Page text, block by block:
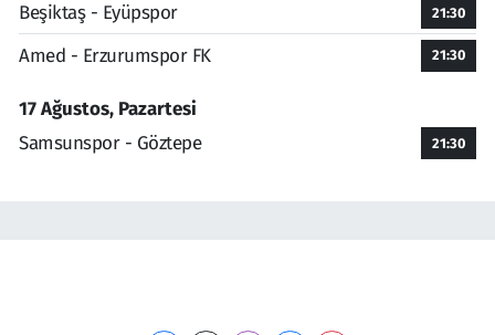
Beşiktaş - Eyüpspor 21:30
Amed - Erzurumspor FK 21:30
17 Ağustos, Pazartesi
Samsunspor - Göztepe
21:30